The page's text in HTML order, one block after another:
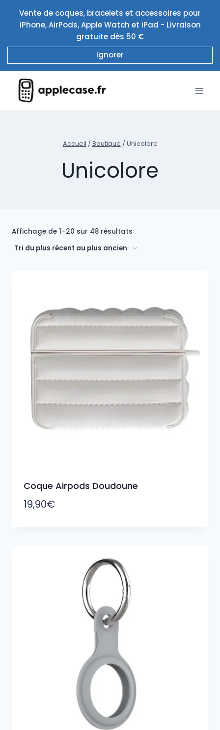
contenu
Vente de coques, bracelets et accessoires pour
iPhone, AirPods, Apple Watch et iPad - Livraison
gratuite dès 50 €
Ignorer
Accueil / Boutique / Unicolore
Unicolore
Affichage de 1–20 sur 48 résultats
du
ancien
Coque Airpods Doudoune
19,90€